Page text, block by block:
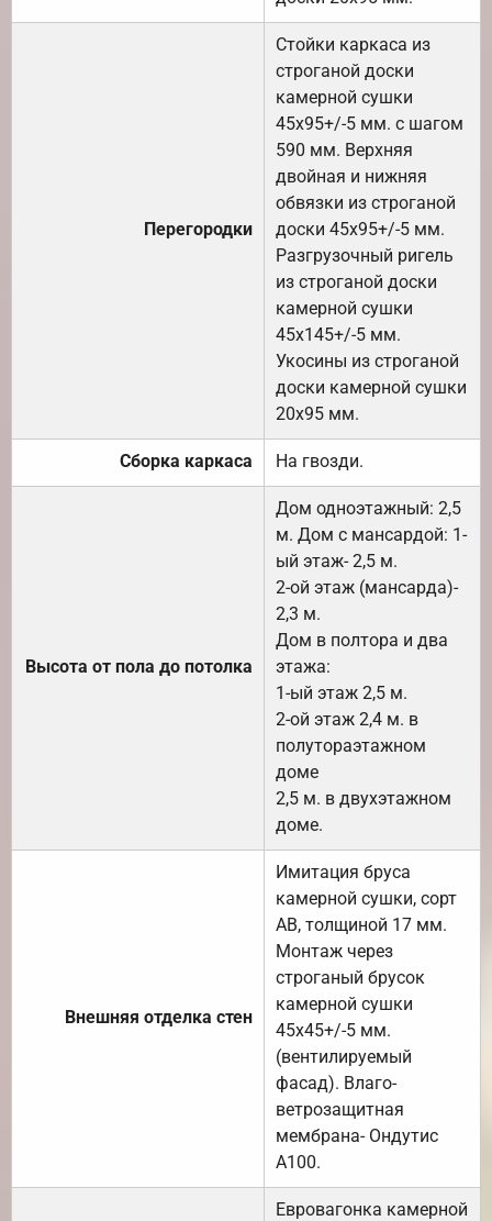
Перегородки
Стойки каркаса из
строганой доски
камерной сушки
45х95+/-5 мм. с шагом
590 мм. Верхняя
двойная и нижняя
обвязки из строганой
доски 45х95+/-5 мм.
Разгрузочный ригель
из строганой доски
камерной сушки
45х145+/-5 мм.
Укосины из строганой
доски камерной сушки
20х95 мм.
Сборка каркаса На гвозди.
Высота от пола до потолка
Дом одноэтажный: 2,5
м. Дом с мансардой: 1-
ый этаж- 2,5 м.
2-ой этаж (мансарда)-
2,3 м.
Дом в полтора и два
этажа:
1-ый этаж 2,5 м.
2-ой этаж 2,4 м. в
полутораэтажном
доме
2,5 м. в двухэтажном
доме.
Внешняя отделка стен
Имитация бруса
камерной сушки, сорт
АВ, толщиной 17 мм.
Монтаж через
строганый брусок
камерной сушки
45х45+/-5 мм.
(вентилируемый
фасад). Влаго-
ветрозащитная
мембрана- Ондутис
А100.
Евровагонка камерной